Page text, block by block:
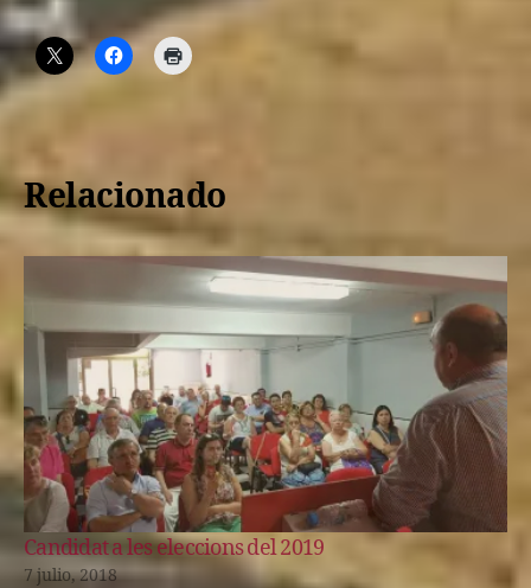
Relacionado
Candidat a les eleccions del 2019
7 julio, 2018